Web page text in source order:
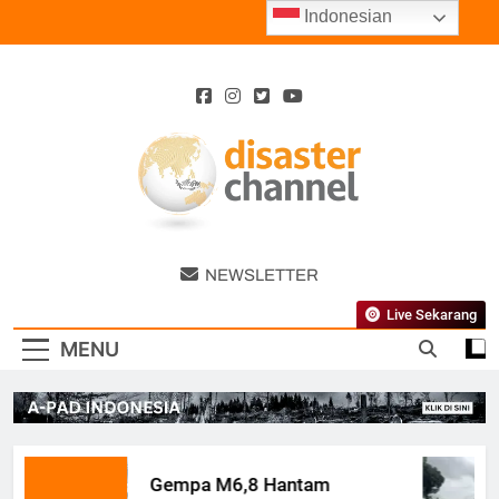
Disaster
Channel
NEWSLETTER
MENU
Live Sekarang
Gempa M6,8 Hantam
Indonesian